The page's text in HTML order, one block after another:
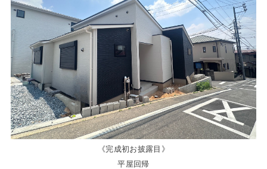
《完成初お披露目》
平屋回帰